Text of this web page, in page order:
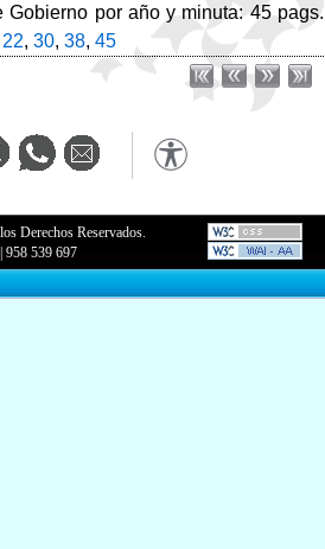
Gobierno por año y minuta: 45 pags.
22, 30, 38, 45
Derechos Reservados.
|958 539 697